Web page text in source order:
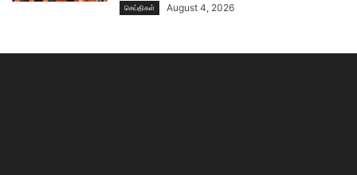
செய்திகள் August 4, 2026